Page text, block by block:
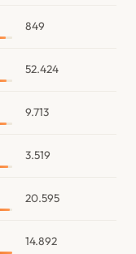
849
52.424
9.713
3.519
20.595
14.892